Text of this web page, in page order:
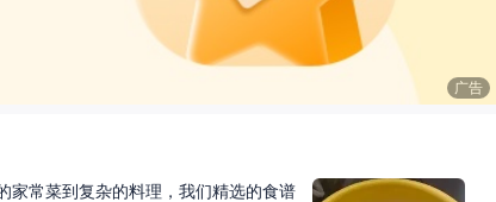
广告
家常菜到复杂的料理，我们精选的食谱